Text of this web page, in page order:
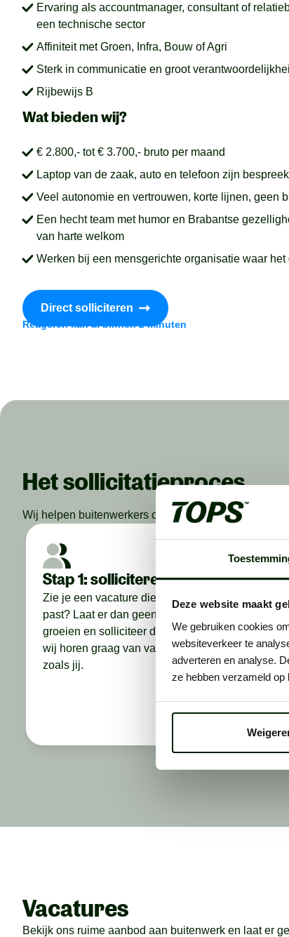
Deze website maakt
We gebruiken cookies
websiteverkeer te
adverteren en analyse.
ze hebben verzameld
Ervaring als accountmanager, consultant of
een technische sector
Affiniteit met Groen, Infra, Bouw of Agri
Sterk in communicatie en groot
Rijbewijs B
Wat bieden wij?
€ 2.800,- tot € 3.700,- bruto per maand
Laptop van de zaak, auto en telefoon zijn
Veel autonomie en vertrouwen, korte lijnen, geen
Een hecht team met humor en Brabantse
van harte welkom
Werken bij een mensgerichte organisatie waar
Direct solliciteren
Reageren kan al binnen 2 minuten
Het sollicitatieproces
Wij helpen buitenwerkers om de beste in hun
Stap 1: solliciteren
Zie je een vacature die perfect bij je
past? Laat er dan geen gras over
groeien en solliciteer direct. Want
wij horen graag van vakidioten
zoals jij.
het
Vacatures
Bekijk ons ruime aanbod aan buitenwerk en laat er